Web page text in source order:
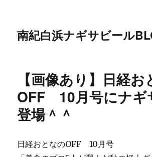
南紀白浜ナギサビール
【画像あり】日経
OFF 10月号にナギ
登場＾＾
日経おとなのOFF 10月号